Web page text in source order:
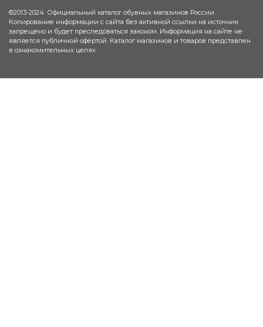
©2013-2024. Официальный каталог обувных магазинов России.
Копирование информации с сайта без активной ссылки на источник
запрещено и будет преследоваться законом. Информация на сайте не
является публичной офёртой. Каталог магазинов и товаров представлен
в ознакомительных целях.